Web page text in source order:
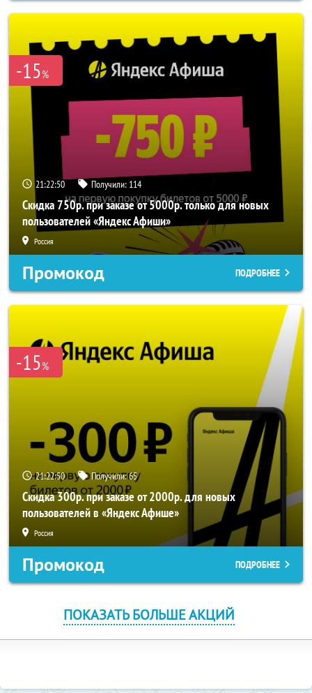
-15%
21:22:49 Получили: 114
Скидка 750р. при заказе от 5000р. только для новых
пользователей «Яндекс Афиши»
Россия
Промокод ПОДРОБНЕЕ
-15%
21:22:49 Получили:65
Скидка 300р. при заказе от 2000р. для новых
пользователей в «Яндекс Афише»
Россия
Промокод ПОДРОБНЕЕ
ПОКАЗАТЬ БОЛЬШЕ АКЦИЙ